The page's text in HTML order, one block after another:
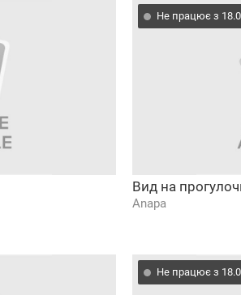
Не працює з
Вид на
Anapa
Не працює з